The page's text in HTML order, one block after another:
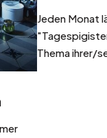
Jeden Monat
Thema ihrer/